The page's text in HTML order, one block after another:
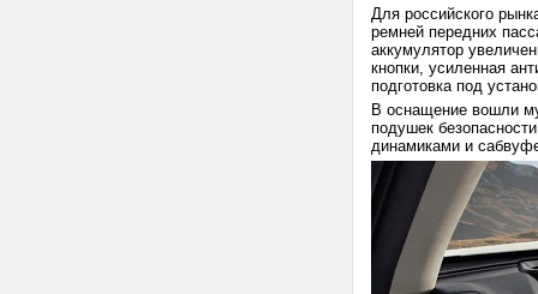
Для российского
ремней передних
аккумулятор
кнопки, усиленная
подготовка под
В оснащение вошли
подушек
динамиками и